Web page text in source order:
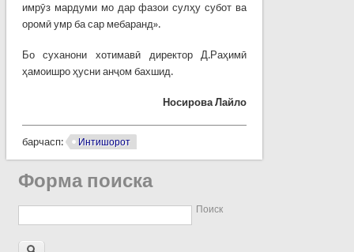
имрӯз мардуми мо дар фазои сулҳу субот ва
оромӣ умр ба сар мебаранд».
Бо суханони хотимавӣ директор Д.Раҳимӣ
ҳамоишро ҳусни анҷом бахшид.
Носирова Лайло
барчасп: Интишорот
Форма поиска
Поиск